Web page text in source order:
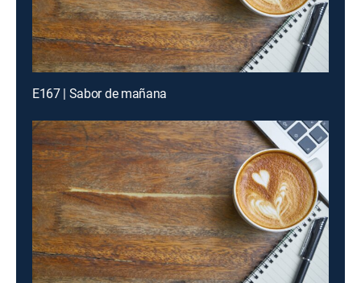
E167 | Sabor de mañana